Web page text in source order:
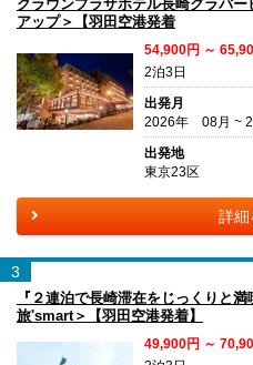
クラウンプラザホテル長崎グラバ
アップ＞【羽田空港発着
54,900円 ～
2泊3日
出発月
2026年 08月 ~
出発地
東京23区
詳細
3
『２連泊で長崎滞在をじっくり
旅'smart＞【羽田空港発着】
49,900円 ～